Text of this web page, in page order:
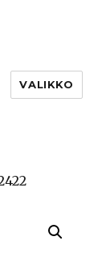
VALIKKO